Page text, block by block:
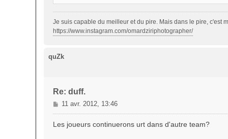
Je suis capable du meilleur et du pire. Mais dans le pire, c'est
https://www.instagram.com/omardziriphotographer/
quZk
Re: duff.
M
e
s
11 avr. 2012, 13:46
Les joueurs continuerons urt dans d'autre team?